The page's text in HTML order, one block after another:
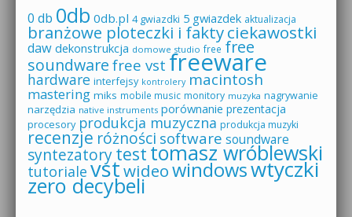
0 db 0db 0db.pl 4 gwiazdki 5 gwiazdek aktualizacja
branżowe ploteczki i faktyciekawostki
daw dekonstrukcja domowe studio free free
soundware free vst freeware
hardware interfejsy kontrolery macintosh
mastering miks mobile music monitory muzyka nagrywanie
narzędzia native instruments porównanie prezentacja
procesory produkcja muzyczna produkcja muzyki
recenzje różności software soundware
syntezatorytesttomasz wróblewski
tutoriale vstwideowindowswtyczki
zero decybeli